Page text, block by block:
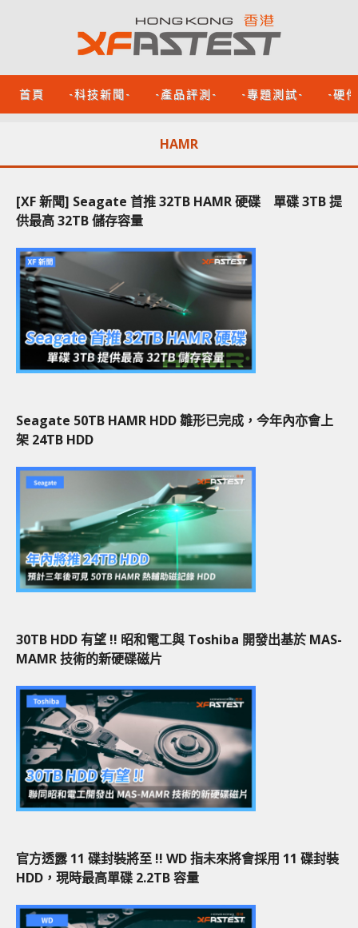
首頁 -科技新聞- -產品評測- -專題測試- -硬
HAMR
[XF 新聞] Seagate 首推 32TB HAMR 硬碟 單碟 3TB 提
供最高 32TB 儲存容量
Seagate 50TB HAMR HDD 雛形已完成，今年內亦會上
架 24TB HDD
30TB HDD 有望 !! 昭和電工與 Toshiba 開發出基於 MAS-
MAMR 技術的新硬碟磁片
官方透露 11 碟封裝將至 !! WD 指未來將會採用 11 碟封裝
HDD，現時最高單碟 2.2TB 容量